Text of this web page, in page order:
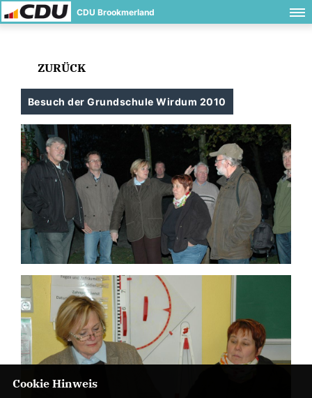
CDU Brookmerland
ZURÜCK
Besuch der Grundschule Wirdum 2010
Cookie Hinweis